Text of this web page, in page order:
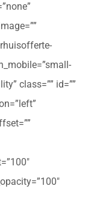
class=”” id=””